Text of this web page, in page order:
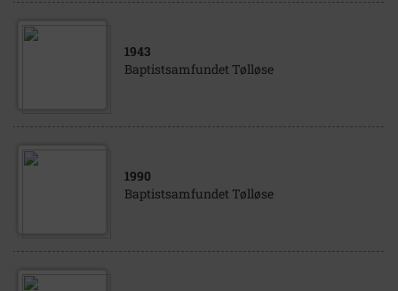
1943
Baptistsamfundet Tølløse
1990
Baptistsamfundet Tølløse